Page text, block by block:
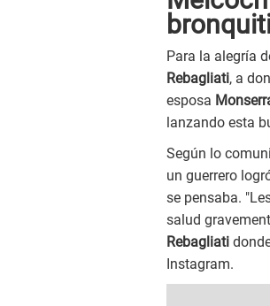
Para la alegría
Rebagliati, a
esposa
lanzando esta
Según lo
un guerrero
se pensaba.
salud
Rebagliati
Instagram.